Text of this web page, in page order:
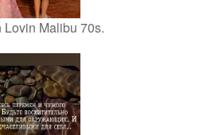
Lovin Malibu 70s.